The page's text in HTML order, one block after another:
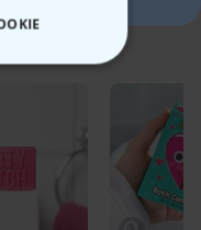
weekend fuori o come
nome dice
.